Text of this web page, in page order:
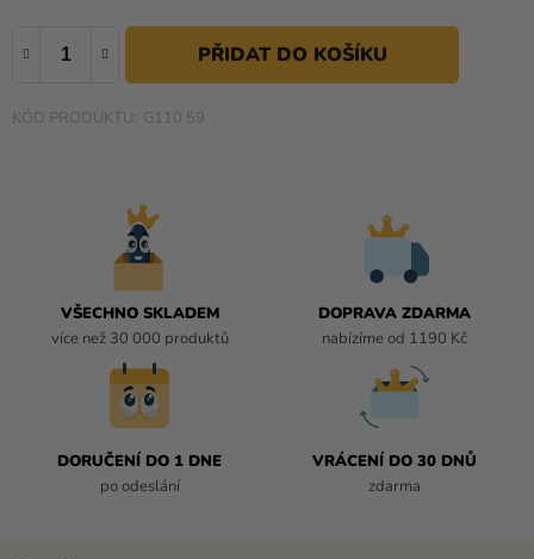
Novinky
G110 59
VŠECHNO SKLADEM
více než 30 000 produktů
DOPRAVA ZDARMA
nabízíme od 1190 Kč
DORUČENÍ DO 1 DNE
po odeslání
VRÁCENÍ DO 30 DNŮ
zdarma